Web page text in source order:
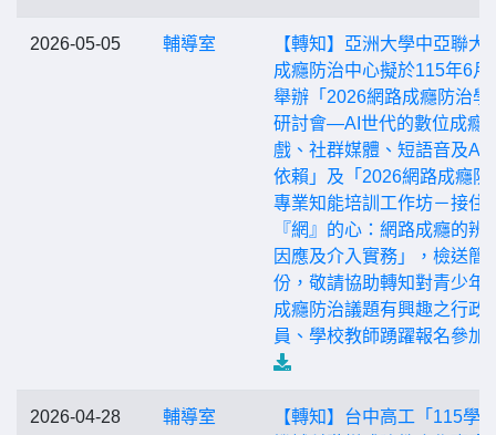
2026-05-05 輔導室
【轉知】亞洲大學中亞聯大
成癮防治中心擬於115年6月
舉辦「2026網路成癮防治學
研討會—AI世代的數位成癮
戲、社群媒體、短語音及AI
依賴」及「2026網路成癮防
專業知能培訓工作坊－接住
『網』的心：網路成癮的辨
因應及介入實務」，檢送簡
份，敬請協助轉知對青少年
成癮防治議題有興趣之行政
員、學校教師踴躍報名參加
2026-04-28 輔導室
【轉知】台中高工「115學